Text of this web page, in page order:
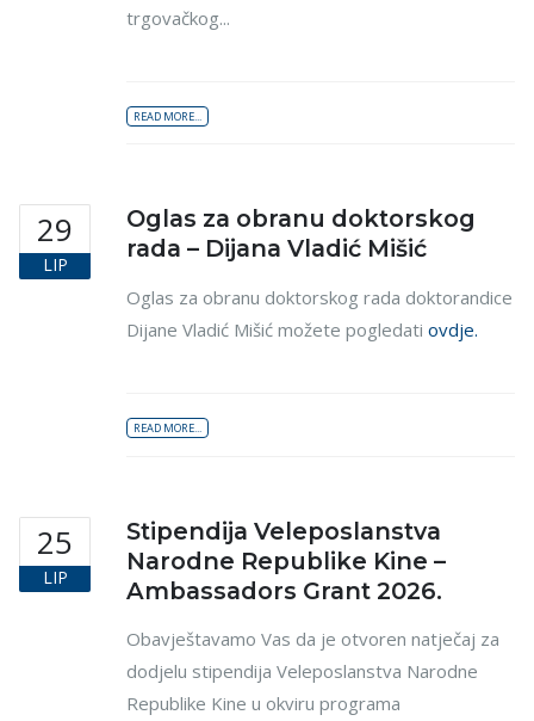
trgovačkog...
READ MORE...
29
LIP
Oglas za obranu doktorskog
rada – Dijana Vladić Mišić
Oglas za obranu doktorskog rada doktorandice
Dijane Vladić Mišić možete pogledati ovdje.
READ MORE...
25
LIP
Stipendija Veleposlanstva
Narodne Republike Kine –
Ambassadors Grant 2026.
Obavještavamo Vas da je otvoren natječaj za
dodjelu stipendija Veleposlanstva Narodne
Republike Kine u okviru programa